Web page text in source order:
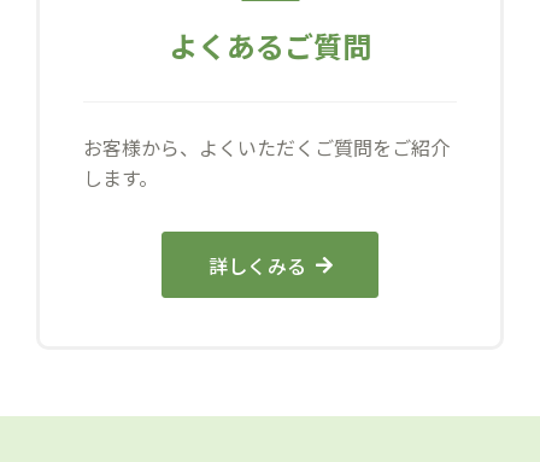
よくあるご質問
お客様から、よくいただくご質問をご紹介
します。
詳しくみる